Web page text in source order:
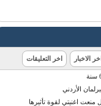
الاخبار اخر التعليقات
الأردني
اغنيتي لقوة تأثيرها